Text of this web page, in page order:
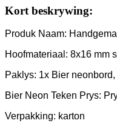
Kort beskrywing:
Produk Naam:
Hoofmateriaal: 8x16 mm
Paklys: 1x Bier
Bier Neon Teken Prys:
Verpakking: karton